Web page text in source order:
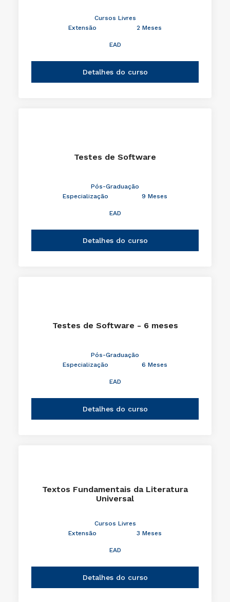
Cursos Livres
Extensão
2 Meses
EAD
Detalhes do curso
Testes de Software
Pós-Graduação
Especialização
9 Meses
EAD
Detalhes do curso
Testes de Software - 6 meses
Pós-Graduação
Especialização
6 Meses
EAD
Detalhes do curso
Textos Fundamentais da Literatura
Universal
Cursos Livres
Extensão
3 Meses
EAD
Detalhes do curso